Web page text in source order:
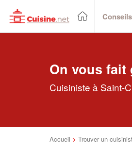
On vous fait
Cuisiniste à Saint-
Accueil > Trouver un